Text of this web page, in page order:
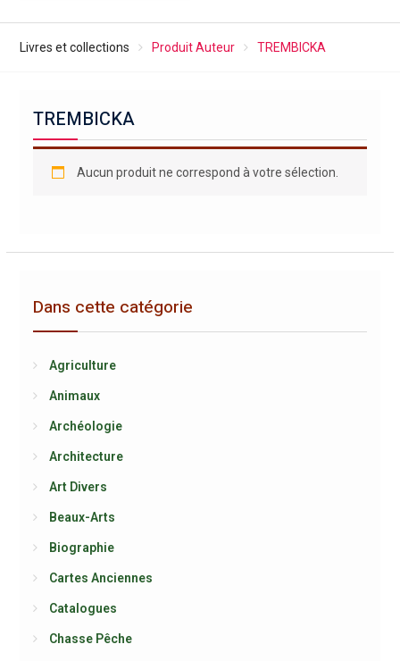
Livres et collections Produit Auteur TREMBICKA
TREMBICKA
Aucun produit ne correspond à votre sélection.
Dans cette catégorie
Agriculture
Animaux
Archéologie
Architecture
Art Divers
Beaux-Arts
Biographie
Cartes Anciennes
Catalogues
Chasse Pêche